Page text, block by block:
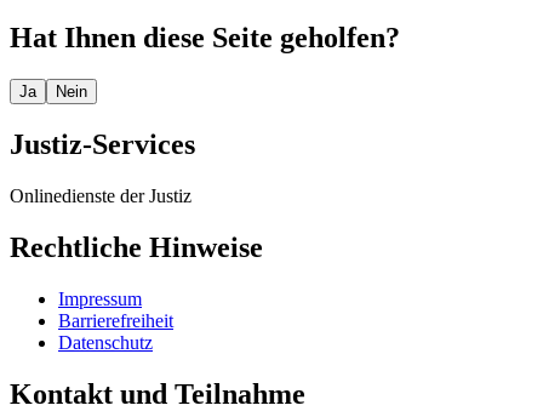
Hat Ihnen diese Seite geholfen?
Ja Nein
Justiz-Services
Onlinedienste der Justiz
Rechtliche Hinweise
Impressum
Barrierefreiheit
Datenschutz
Kontakt und Teilnahme